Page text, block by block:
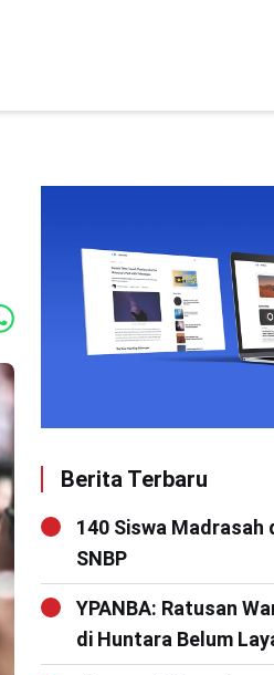
Berita Terbaru
140 Siswa Madrasah
SNBP
YPANBA: Ratusan
di Huntara Belum